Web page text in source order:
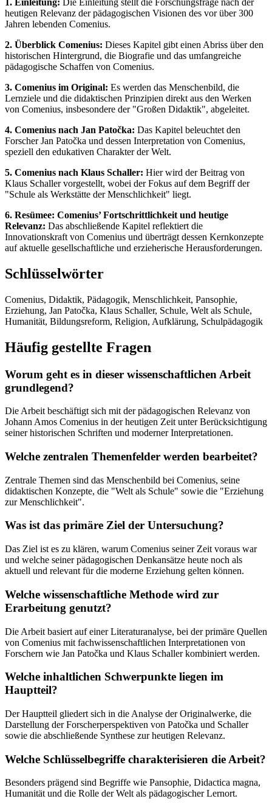
1. Einleitung: Die Einleitung stellt die Forschungsfrage nach der
heutigen Relevanz der pädagogischen Visionen des vor über 300
Jahren lebenden Comenius.
2. Überblick Comenius: Dieses Kapitel gibt einen Abriss über den
historischen Hintergrund, die Biografie und das umfangreiche
pädagogische Schaffen von Comenius.
3. Comenius im Original: Es werden das Menschenbild, die
Lernziele und die didaktischen Prinzipien direkt aus den Werken
von Comenius, insbesondere der "Großen Didaktik", abgeleitet.
4. Comenius nach Jan Patočka: Das Kapitel beleuchtet den
Forscher Jan Patočka und dessen Interpretation von Comenius,
speziell den edukativen Charakter der Welt.
5. Comenius nach Klaus Schaller: Hier wird der Beitrag von
Klaus Schaller vorgestellt, wobei der Fokus auf dem Begriff der
"Schule als Werkstätte der Menschlichkeit" liegt.
6. Resümee: Comenius’ Fortschrittlichkeit und heutige
Relevanz: Das abschließende Kapitel reflektiert die
Innovationskraft von Comenius und überträgt dessen Kernkonzepte
auf aktuelle gesellschaftliche und erzieherische Herausforderungen.
Schlüsselwörter
Comenius, Didaktik, Pädagogik, Menschlichkeit, Pansophie,
Erziehung, Jan Patočka, Klaus Schaller, Schule, Welt als Schule,
Humanität, Bildungsreform, Religion, Aufklärung, Schulpädagogik
Häufig gestellte Fragen
Worum geht es in dieser wissenschaftlichen Arbeit
grundlegend?
Die Arbeit beschäftigt sich mit der pädagogischen Relevanz von
Johann Amos Comenius in der heutigen Zeit unter Berücksichtigung
seiner historischen Schriften und moderner Interpretationen.
Welche zentralen Themenfelder werden bearbeitet?
Zentrale Themen sind das Menschenbild bei Comenius, seine
didaktischen Konzepte, die "Welt als Schule" sowie die "Erziehung
zur Menschlichkeit".
Was ist das primäre Ziel der Untersuchung?
Das Ziel ist es zu klären, warum Comenius seiner Zeit voraus war
und welche seiner pädagogischen Denkansätze heute noch als
aktuell und relevant für die moderne Erziehung gelten können.
Welche wissenschaftliche Methode wird zur
Erarbeitung genutzt?
Die Arbeit basiert auf einer Literaturanalyse, bei der primäre Quellen
von Comenius mit fachwissenschaftlichen Interpretationen von
Forschern wie Jan Patočka und Klaus Schaller kombiniert werden.
Welche inhaltlichen Schwerpunkte liegen im
Hauptteil?
Der Hauptteil gliedert sich in die Analyse der Originalwerke, die
Darstellung der Forscherperspektiven von Patočka und Schaller
sowie die abschließende Synthese zur heutigen Relevanz.
Welche Schlüsselbegriffe charakterisieren die Arbeit?
Besonders prägend sind Begriffe wie Pansophie, Didactica magna,
Humanität und die Rolle der Welt als pädagogischer Lernort.